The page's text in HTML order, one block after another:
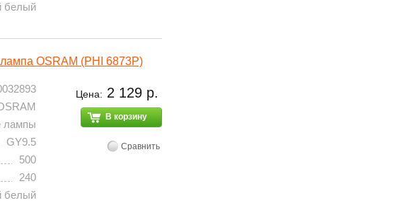
белый
OSRAM (PHI 6873P)
лампы
GY9.5
500
240
белый
Цена: 2 129 р.
В корзину
Сравнить